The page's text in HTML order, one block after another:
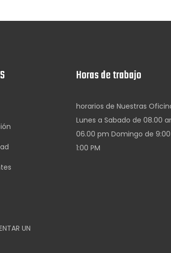
UN
Horas de trabajo
horarios de Nuestras
Lunes a Sabado de 08.00
06.00 pm Domingo de 9:00
1:00 PM